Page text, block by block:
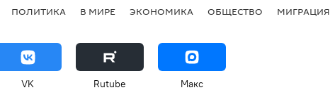
ПОЛИТИКА В МИРЕ ЭКОНОМИКА ОБЩЕСТВО МИГРАЦИЯ
VK Rutube Макс